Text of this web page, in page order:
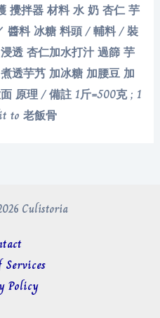
攪拌器 材料 水 奶 杏仁 芋
醬料 冰糖 料頭 / 輔料 / 裝
透 杏仁加水打汁 過篩 芋
透芋艿 加冰糖 加腰豆 加
原理 / 備註 1斤=500克 ; 1
to 老飯骨
Culistoria
Services
Policy